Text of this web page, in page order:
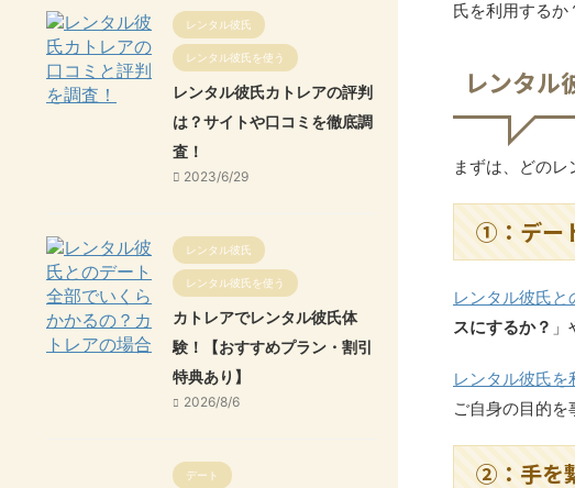
氏を利用するか
レンタル
まずは、どの
①：デー
レンタル彼氏
スにするか？
レンタル彼氏
ご自身の目的を
②：手を
レンタル彼氏
レンタル彼氏を使う
レンタル彼氏カトレアの評判
は？サイトや口コミを徹底調
査！
2023/6/29
レンタル彼氏
レンタル彼氏を使う
カトレアでレンタル彼氏体
験！【おすすめプラン・割引
特典あり】
2026/8/6
デート